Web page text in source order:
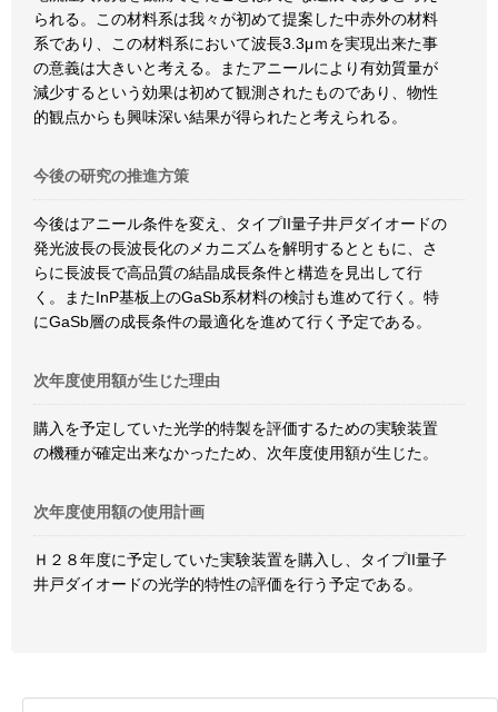
られる。この材料系は我々が初めて提案した中赤外の材料
系であり、この材料系において波長3.3μｍを実現出来た事
の意義は大きいと考える。またアニールにより有効質量が
減少するという効果は初めて観測されたものであり、物性
的観点からも興味深い結果が得られたと考えられる。
今後の研究の推進方策
今後はアニール条件を変え、タイプII量子井戸ダイオードの
発光波長の長波長化のメカニズムを解明するとともに、さ
らに長波長で高品質の結晶成長条件と構造を見出して行
く。またInP基板上のGaSb系材料の検討も進めて行く。特
にGaSb層の成長条件の最適化を進めて行く予定である。
次年度使用額が生じた理由
購入を予定していた光学的特製を評価するための実験装置
の機種が確定出来なかったため、次年度使用額が生じた。
次年度使用額の使用計画
Ｈ２８年度に予定していた実験装置を購入し、タイプII量子
井戸ダイオードの光学的特性の評価を行う予定である。